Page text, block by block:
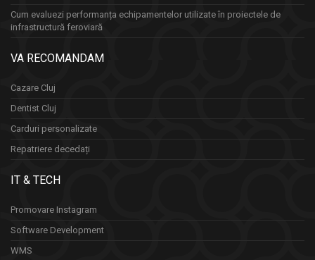
Cum evaluezi performanța echipamentelor utilizate în proiectele de
infrastructură feroviară
VA RECOMANDAM
Cazare Cluj
Dentist Cluj
Carduri personalizate
Repatriere decedați
IT & TECH
Promovare Instagram
Software Development
WMS